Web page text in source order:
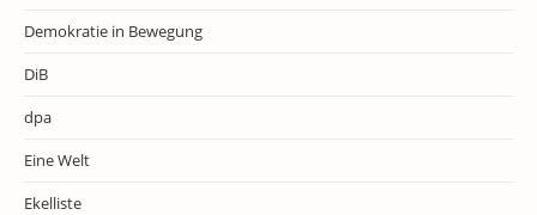
Demokratie in Bewegung
DiB
dpa
Eine Welt
Ekelliste